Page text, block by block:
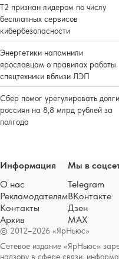
Т2 признан лидером по числу
бесплатных сервисов
кибербезопасности
Энергетики напомнили
ярославцам о правилах работы
спецтехники вблизи ЛЭП
Сбер помог урегулировать долги
россиян на 8,8 млрд рублей за
полгода
© 2012–2026 «ЯрНьюс»
Сетевое издание «ЯрНьюс»
надзору в сфере связи,
Информация
О нас
Рекламодателям
Контакты
Архив
Мы в
Telegram
ВКонтакте
Дзен
MAX